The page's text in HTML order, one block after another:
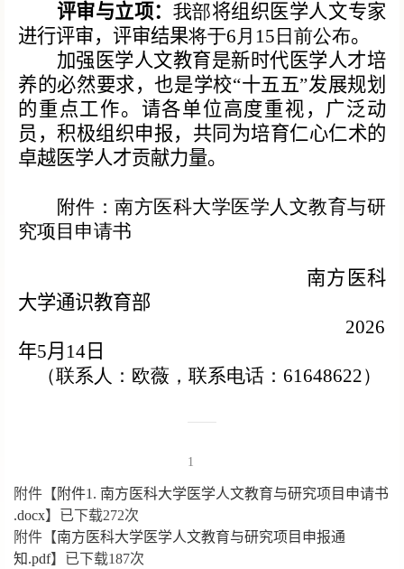
评审与立项： 我部将组织医学人文专家
进行评审，评审结果将于6月15日前公布。
加强医学人文教育是新时代医学人才培
养的必然要求，也是学校“十五五”发展规划
的重点工作。请各单位高度重视，广泛动
员，积极组织申报，共同为培育仁心仁术的
卓越医学人才贡献力量。
附件：南方医科大学医学人文教育与研
究项目申请书
南方医科
大学通识教育部
2026
年5月 14 日
（联系人：欧薇，联系电话：61648622）
1
附件【 附件1. 南方医科大学医学人文教育与研究项目申请书
.docx】已下载272次
附件【南方医科大学医学人文教育与研究项目申报通
知.pdf】已下载187次